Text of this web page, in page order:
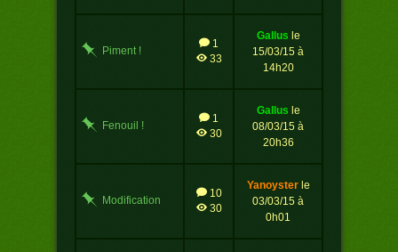
Piment !
1
33
gallus le
15/03/15 à
14h20
Fenouil !
1
30
gallus le
08/03/15 à
20h36
Modification
10
30
yanoyster le
03/03/15 à
0h01